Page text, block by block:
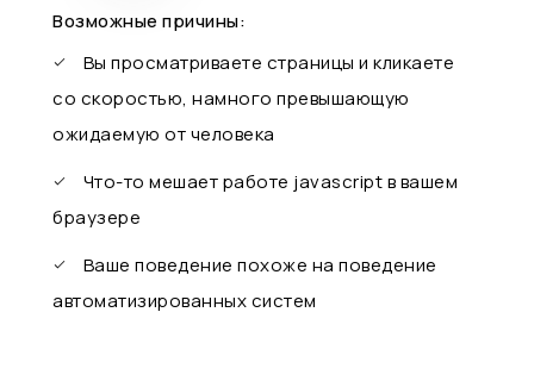
Возможные причины:
Вы просматриваете страницы и кликаете
со скоростью, намного превышающую
ожидаемую от человека
Что-то мешает работе javascript в вашем
браузере
Ваше поведение похоже на поведение
автоматизированных систем